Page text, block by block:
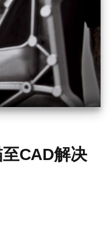
CAD解决